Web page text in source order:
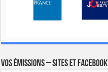
Vos émissions – Sites et Facebook